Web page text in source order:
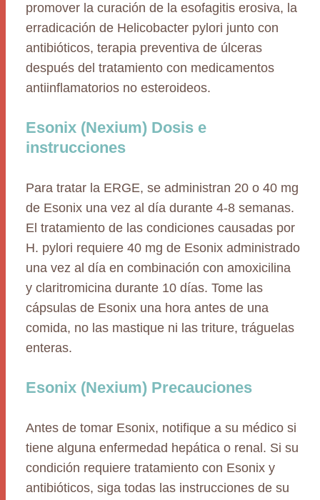
promover la curación de la esofagitis erosiva, la
erradicación de Helicobacter pylori junto con
antibióticos, terapia preventiva de úlceras
después del tratamiento con medicamentos
antiinflamatorios no esteroideos.
Esonix (Nexium) Dosis e
instrucciones
Para tratar la ERGE, se administran 20 o 40 mg
de Esonix una vez al día durante 4-8 semanas.
El tratamiento de las condiciones causadas por
H. pylori requiere 40 mg de Esonix administrado
una vez al día en combinación con amoxicilina
y claritromicina durante 10 días. Tome las
cápsulas de Esonix una hora antes de una
comida, no las mastique ni las triture, tráguelas
enteras.
Esonix (Nexium) Precauciones
Antes de tomar Esonix, notifique a su médico si
tiene alguna enfermedad hepática o renal. Si su
condición requiere tratamiento con Esonix y
antibióticos, siga todas las instrucciones de su